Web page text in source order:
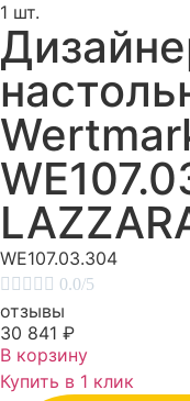
1 шт.
WE107.03.304
     0.0/5
отзывы
30 841 ₽
В корзину
Купить в 1 клик